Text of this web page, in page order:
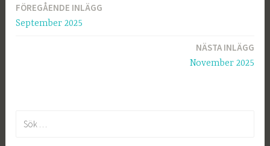
Inläggsnavigering
FÖREGÅENDE INLÄGG
September 2025
NÄSTA INLÄGG
November 2025